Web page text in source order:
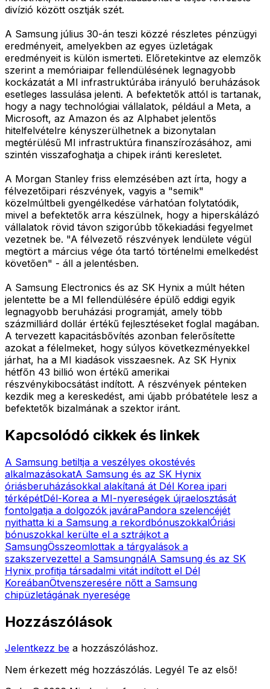
divízió között osztják szét.
A Samsung július 30-án teszi közzé részletes pénzügyi
eredményeit, amelyekben az egyes üzletágak
eredményeit is külön ismerteti. Előretekintve az elemzők
szerint a memóriaipar fellendülésének legnagyobb
kockázatát a MI infrastruktúrába irányuló beruházások
esetleges lassulása jelenti. A befektetők attól is tartanak,
hogy a nagy technológiai vállalatok, például a Meta, a
Microsoft, az Amazon és az Alphabet jelentős
hitelfelvételre kényszerülhetnek a bizonytalan
megtérülésű MI infrastruktúra finanszírozásához, ami
szintén visszafoghatja a chipek iránti keresletet.
A Morgan Stanley friss elemzésében azt írta, hogy a
félvezetőipari részvények, vagyis a "semik"
közelmúltbeli gyengélkedése várhatóan folytatódik,
mivel a befektetők arra készülnek, hogy a hiperskálázó
vállalatok rövid távon szigorúbb tőkekiadási fegyelmet
vezetnek be. "A félvezető részvények lendülete végül
megtört a március vége óta tartó történelmi emelkedést
követően" - áll a jelentésben.
A Samsung Electronics és az SK Hynix a múlt héten
jelentette be a MI fellendülésére épülő eddigi egyik
legnagyobb beruházási programját, amely több
százmilliárd dollár értékű fejlesztéseket foglal magában.
A tervezett kapacitásbővítés azonban felerősítette
azokat a félelmeket, hogy súlyos következményekkel
járhat, ha a MI kiadások visszaesnek. Az SK Hynix
hétfőn 43 billió won értékű amerikai
részvénykibocsátást indított. A részvények pénteken
kezdik meg a kereskedést, ami újabb próbatétele lesz a
befektetők bizalmának a szektor iránt.
Kapcsolódó cikkek és linkek
A Samsung betiltja a veszélyes okostévés
alkalmazásokatA Samsung és az SK Hynix
óriásberuházásokkal alakítaná át Dél Korea ipari
térképétDél-Korea a MI-nyereségek újraelosztását
fontolgatja a dolgozók javáraPandora szelencéjét
nyithatta ki a Samsung a rekordbónuszokkalÓriási
bónuszokkal kerülte el a sztrájkot a
SamsungÖsszeomlottak a tárgyalások a
szakszervezettel a SamsungnálA Samsung és az SK
Hynix profitja társadalmi vitát indított el Dél
KoreábanÖtvenszeresére nőtt a Samsung
chipüzletágának nyeresége
Hozzászólások
Jelentkezz be a hozzászóláshoz.
Nem érkezett még hozzászólás. Legyél Te az első!